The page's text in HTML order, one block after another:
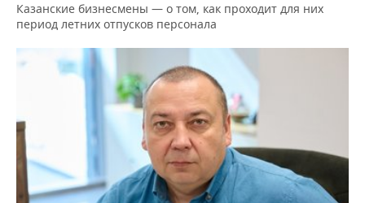
Казанские бизнесмены — о том, как проходит для них
период летних отпусков персонала